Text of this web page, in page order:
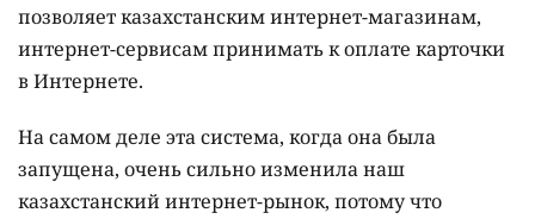
позволяет казахстанским интернет-магазинам,
интернет-сервисам принимать к оплате карточки
в Интернете.
На самом деле эта система, когда она была
запущена, очень сильно изменила наш
казахстанский интернет-рынок, потому что